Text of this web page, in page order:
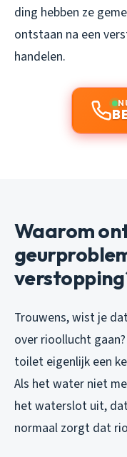
ding hebben ze
ontstaan na een
handelen.
Waarom
Trouwens, wist je
over rioollucht
toilet eigenlijk een
Als het water niet
het waterslot uit,
normaal zorgt dat